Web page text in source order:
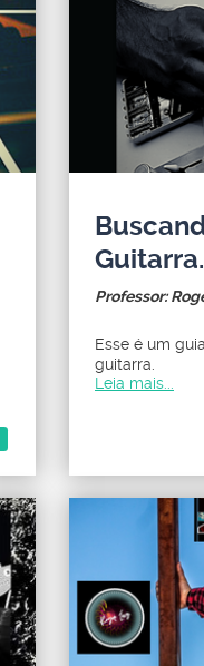
Guitarra.
Professor:
Esse é um
guitarra.
Leia mais...